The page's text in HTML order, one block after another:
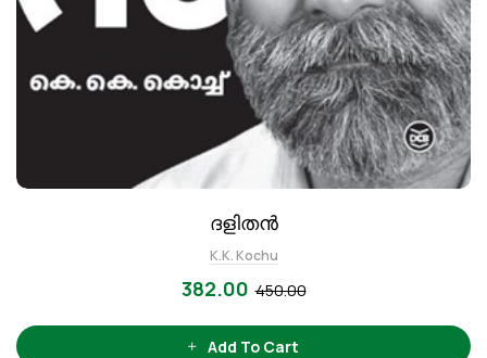
ദളിതൻ
K.K. Kochu
450.00
382.00
Add To Cart